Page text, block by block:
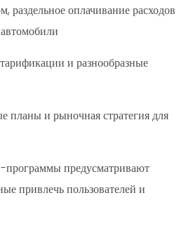
раздельное оплачивание расходов
и разнообразные
планы и рыночная стратегия для
программы предусматривают
привлечь пользователей и